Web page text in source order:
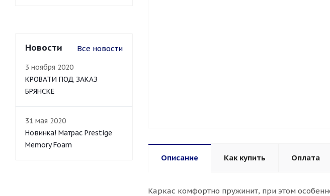
Описание Как купить Оплата
Каркас комфортно пружинит, при этом
Новости Все новости
3 ноября 2020
КРОВАТИ ПОД ЗАКАЗ
БРЯНСКЕ
31 мая 2020
Новинка! Матрас Prestige
Memory Foam